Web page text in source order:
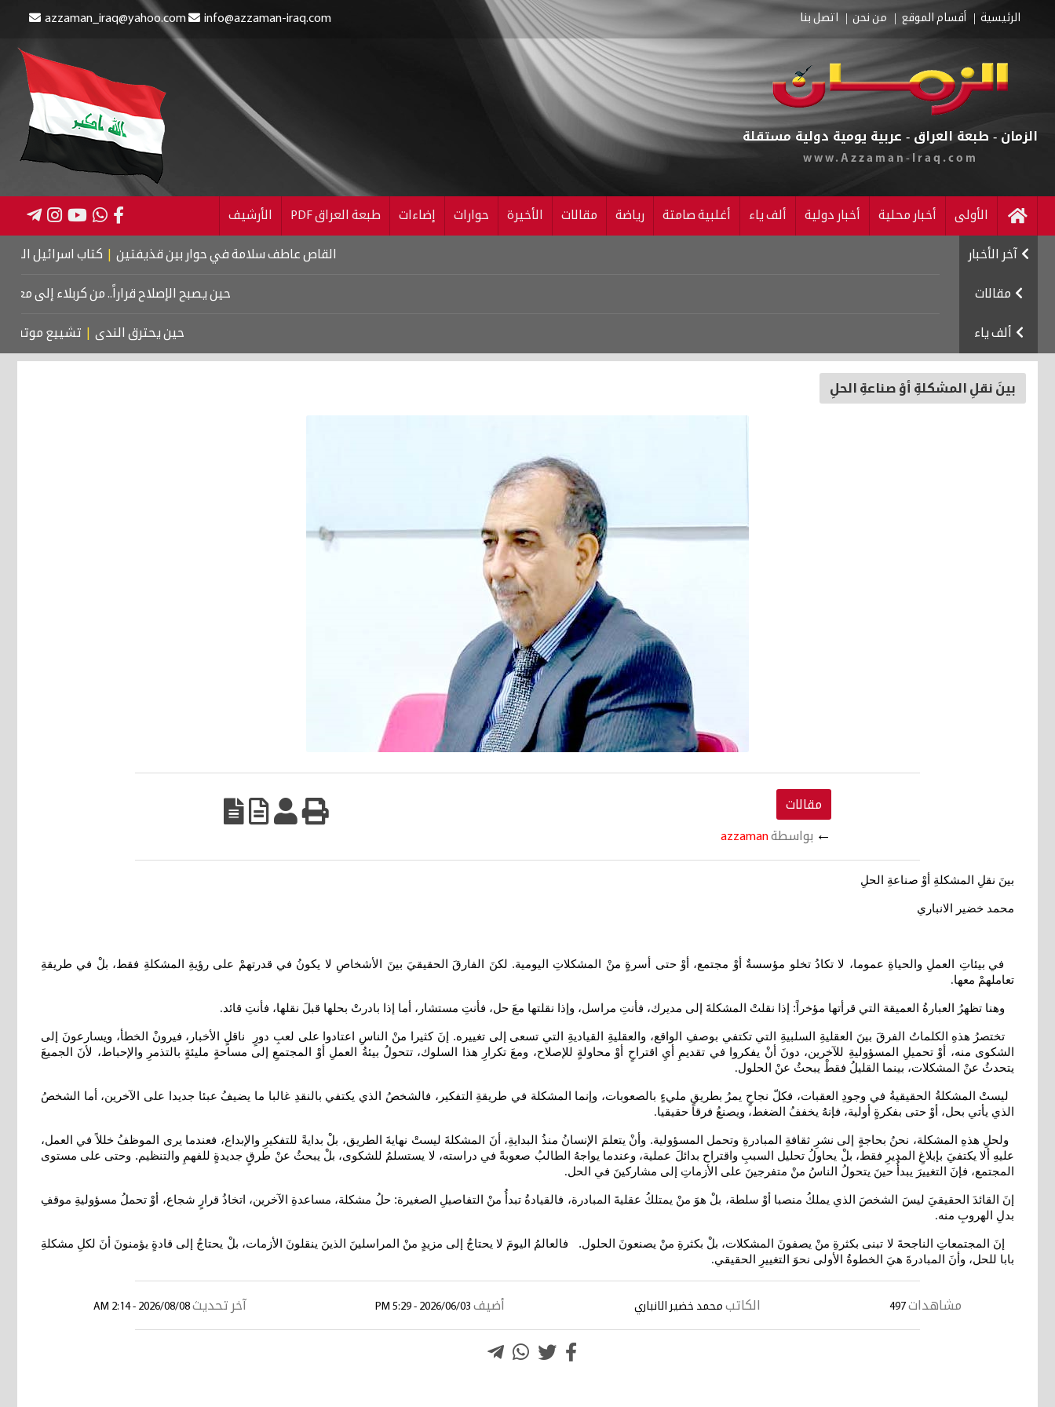
الرئيسية أقسام الموقع من نحن اتصل بنا azzaman_iraq@yahoo.com info@azzaman-iraq.com
الزمان - طبعة العراق - عربية يومية دولية مستقلة
www.Azzaman-Iraq.com
الأولى أخبار محلية أخبار دولية ألف ياء أغلبية صامتة رياضة مقالات الأخيرة حوارات إضاءات طبعة العراق PDF الأرشيف
آخر الأخبار القاص عاطف سلامة في حوار بين قذيفتين | كتاب اسرائيل الكبرى:
مقالات حين يصبح الإصلاح قراراً.. من كربلاء إلى معركة
ألف ياء حين يحترق الندى | تشييع موتسارت
بينَ نقلِ المشكلةِ أوْ صناعةِ الحلِ
مقالات
← بواسطةazzaman
بينَ نقلِ المشكلةِ أوْ صناعةِ الحلِ
محمد خضير الانباري
في بيئاتِ العملِ والحياةِ عموما، لا تكادُ تخلو مؤسسةٌ أوْ مجتمع، أوْ حتى أسرةٍ منْ المشكلاتِ اليومية. لكنَ الفارقَ الحقيقيَ بينَ الأشخاصِ لا يكونُ في قدرتهمْ على رؤيةِ المشكلةِ فقط، بلْ في طريقةِ
تعاملهمْ معها.
وهنا تظهرُ العبارةُ العميقة التي قرأتها مؤخراً: إذا نقلتْ المشكلةَ إلى مديرك، فأنتِ مراسل، وإذا نقلتها معَ حل، فأنتِ مستشار، أما إذا بادرتْ بحلها قبلَ نقلها، فأنتِ قائد.
تختصرُ هذهِ الكلماتُ الفرقَ بينَ العقليةِ السلبيةِ التي تكتفي بوصفِ الواقع، والعقليةِ القياديةِ التي تسعى إلى تغييره. إنَ كثيرا منْ الناسِ اعتادوا على لعبِ دورٍ ناقلٍ الأخبار، فيرونْ الخطأ، ويسارعونَ إلى
الشكوى منه، أوْ تحميلِ المسؤوليةِ للآخرين، دونَ أنْ يفكروا في تقديمِ أيِ اقتراحٍ أوْ محاولةٍ للإصلاح، ومعَ تكرارِ هذا السلوك، تتحولُ بيئةُ العملِ أوْ المجتمعِ إلى مساحةٍ مليئةٍ بالتذمرِ والإحباط، لأنَ الجميعَ
يتحدثُ عنْ المشكلات، بينما القليلُ فقطْ يبحثُ عنْ الحلول.
ليستْ المشكلةُ الحقيقيةُ في وجودِ العقبات، فكلّ نجاحٍ يمرُ بطريقٍ مليءٍ بالصعوبات، وإنما المشكلة في طريقةِ التفكير، فالشخصُ الذي يكتفي بالنقدِ غالبا ما يضيفُ عبئا جديدا على الآخرين، أما الشخصُ
الذي يأتي بحل، أوْ حتى بفكرةٍ أولية، فإنهُ يخففُ الضغط، ويصنعُ فرقا حقيقيا.
ولحلِ هذهِ المشكلة، نحنُ بحاجةٍ إلى نشرِ ثقافةِ المبادرةِ وتحمل المسؤولية. وأنْ يتعلمَ الإنسانُ منذُ البدايةِ، أنَ المشكلةَ ليستْ نهايةَ الطريق، بلْ بدايةً للتفكيرِ والإبداع، فعندما يرى الموظفُ خللاً في العمل،
عليهِ ألا يكتفيَ بإبلاغِ المديرِ فقط، بلْ يحاولُ تحليل السببِ واقتراح بدائلَ عملية، وعندما يواجهُ الطالبُ صعوبةً في دراسته، لا يستسلمُ للشكوى، بلْ يبحثُ عنْ طرقٍ جديدةٍ للفهمِ والتنظيم. وحتى على مستوى
المجتمع، فإنَ التغييرَ يبدأُ حينَ يتحولُ الناسُ منْ متفرجينَ على الأزماتِ إلى مشاركينَ في الحل.
إنَ القائدَ الحقيقيَ ليسَ الشخصَ الذي يملكُ منصبا أوْ سلطة، بلْ هوَ منْ يمتلكُ عقليةَ المبادرة، فالقيادةُ تبدأُ منْ التفاصيلِ الصغيرة: حلُ مشكلة، مساعدةِ الآخرين، اتخاذُ قرارٍ شجاع، أوْ تحملُ مسؤوليةِ موقفِ
بدلِ الهروبِ منه.
إنَ المجتمعاتِ الناجحةَ لا تبنى بكثرةِ منْ يصفونَ المشكلات، بلْ بكثرةِ منْ يصنعونَ الحلول. فالعالمُ اليومَ لا يحتاجُ إلى مزيدٍ منْ المراسلينَ الذينَ ينقلونَ الأزمات، بلْ يحتاجُ إلى قادةٍ يؤمنونَ أنَ لكلِ مشكلةِ
بابا للحل، وأنَ المبادرةَ هيَ الخطوةُ الأولى نحوَ التغييرِ الحقيقي.
مشاهدات 497 الكاتب محمد خضير الانباري أضيف 2026/06/03 - 5:29 PM آخر تحديث 2026/08/08 - 2:14 AM